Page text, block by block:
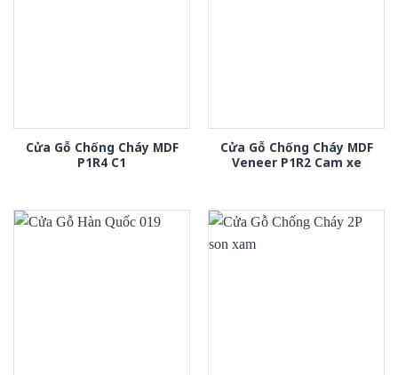
Cửa Gỗ Chống Cháy MDF
P1R4 C1
Cửa Gỗ Chống Cháy MDF
Veneer P1R2 Cam xe